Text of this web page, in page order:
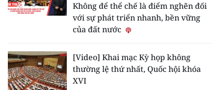
Không để thể chế là điểm nghẽn đối
với sự phát triển nhanh, bền vững
của đất nước
[Video] Khai mạc Kỳ họp không
thường lệ thứ nhất, Quốc hội khóa
XVI